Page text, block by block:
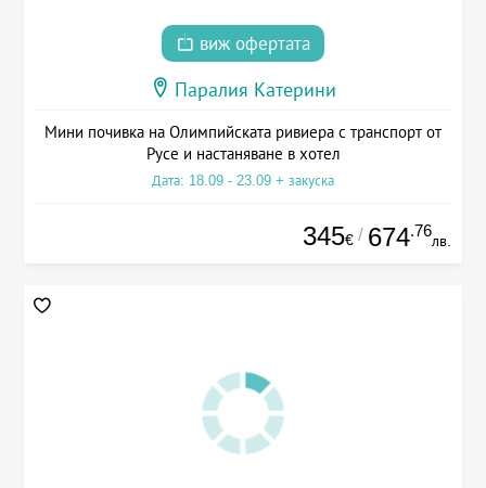
виж офертата
Паралия Катерини
Мини почивка на Олимпийската ривиера с транспорт от
Русе и настаняване в хотел
Дата: 18.09 - 23.09 + закуска
345€ / 674.76
лв.